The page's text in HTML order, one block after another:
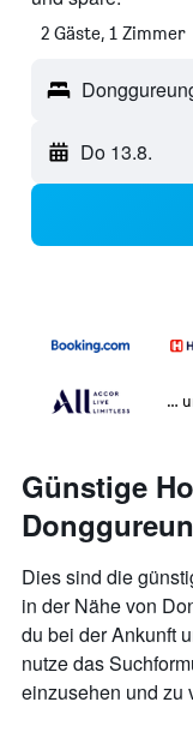
2 Gäste, 1 Zimmer
Do 13.8.
…
Günstige
Dies sind die
in der Nähe von
du bei der Ankunft
nutze das
einzusehen und zu